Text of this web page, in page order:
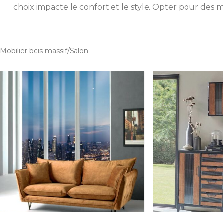
choix impacte le confort et le style. Opter pour des
Mobilier bois massif Salon